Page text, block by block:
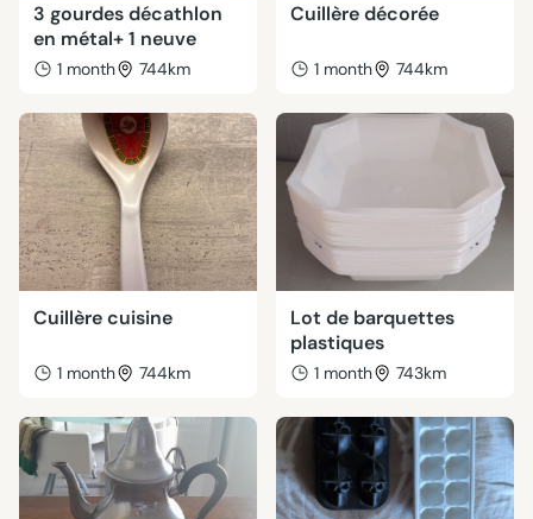
3 gourdes décathlon
en métal+ 1 neuve
1 month 744km
Cuillère décorée
1 month 744km
Cuillère cuisine
1 month 744km
Lot de barquettes
plastiques
1 month 743km